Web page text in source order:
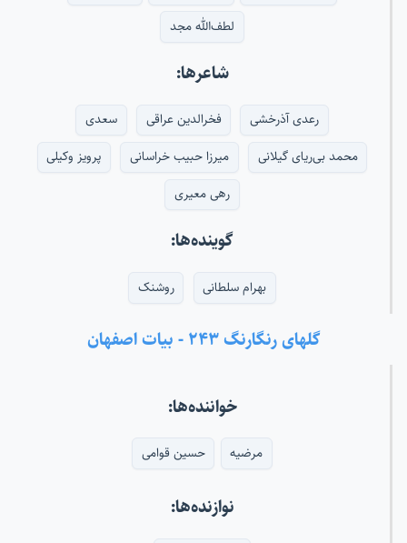
لطف‌الله مجد
شاعرها:
رعدی آذرخشی فخرالدین عراقی
سعدی
محمد بی‌ریای گیلانی
میرزا حبیب خراسانی
پرویز وکیلی
رهی معیری
گوینده‌ها:
بهرام سلطانی روشنک
گلهای رنگارنگ ۲۴۳ - بیات اصفهان
خواننده‌ها:
مرضیه حسین قوامی
نوازنده‌ها: